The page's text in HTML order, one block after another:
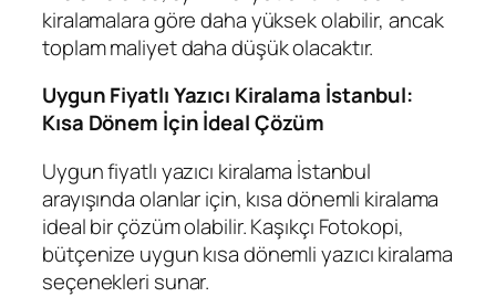
kiralamalara göre daha yüksek olabilir, ancak
toplam maliyet daha düşük olacaktır.
Uygun Fiyatlı Yazıcı Kiralama İstanbul:
Kısa Dönem İçin İdeal Çözüm
Uygun fiyatlı yazıcı kiralama İstanbul
arayışında olanlar için, kısa dönemli kiralama
ideal bir çözüm olabilir. Kaşıkçı Fotokopi,
bütçenize uygun kısa dönemli yazıcı kiralama
seçenekleri sunar.